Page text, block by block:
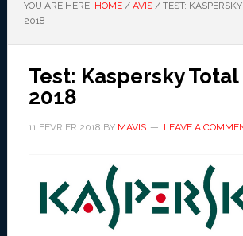
YOU ARE HERE: HOME / AVIS /TEST:
2018
Test: Kaspersky
2018
11 FÉVRIER 2018 BY MAVIS LEAVE A